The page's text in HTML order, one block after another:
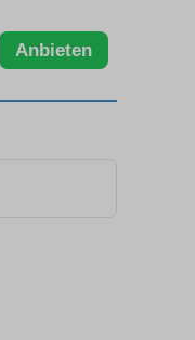
Anbieten